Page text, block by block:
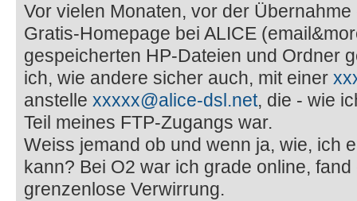
Vor vielen Monaten, vor der
Gratis-Homepage bei ALICE
gespeicherten HP-Dateien und Ordner
ich, wie andere sicher auch, mit einer
anstelle xxxxx@alice-dsl.net, die - wie
Teil meines FTP-Zugangs war.
Weiss jemand ob und wenn ja, wie, ich
kann? Bei O2 war ich grade online,
grenzenlose Verwirrung.